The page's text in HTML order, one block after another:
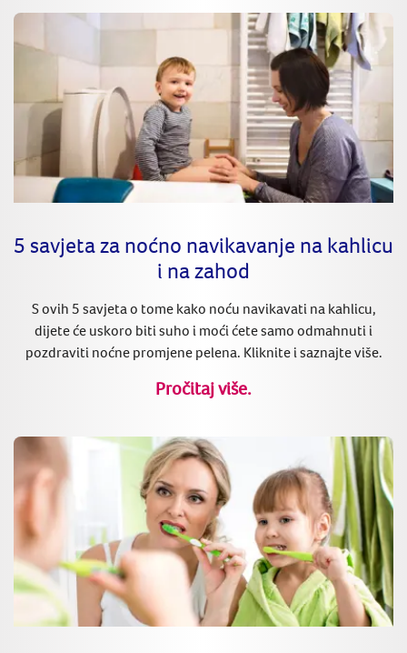
5 savjeta za noćno navikavanje na kahlicu
i na zahod
S ovih 5 savjeta o tome kako noću navikavati na kahlicu,
dijete će uskoro biti suho i moći ćete samo odmahnuti i
pozdraviti noćne promjene pelena. Kliknite i saznajte više.
Pročitaj više.